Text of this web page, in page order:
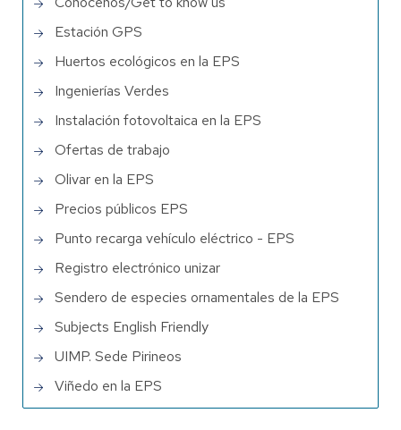
Estación GPS
Huertos ecológicos en la EPS
Ingenierías Verdes
Instalación fotovoltaica en la EPS
Ofertas de trabajo
Olivar en la EPS
Precios públicos EPS
Punto recarga vehículo eléctrico - EPS
Registro electrónico unizar
Sendero de especies ornamentales de la EPS
Subjects English Friendly
UIMP. Sede Pirineos
Viñedo en la EPS